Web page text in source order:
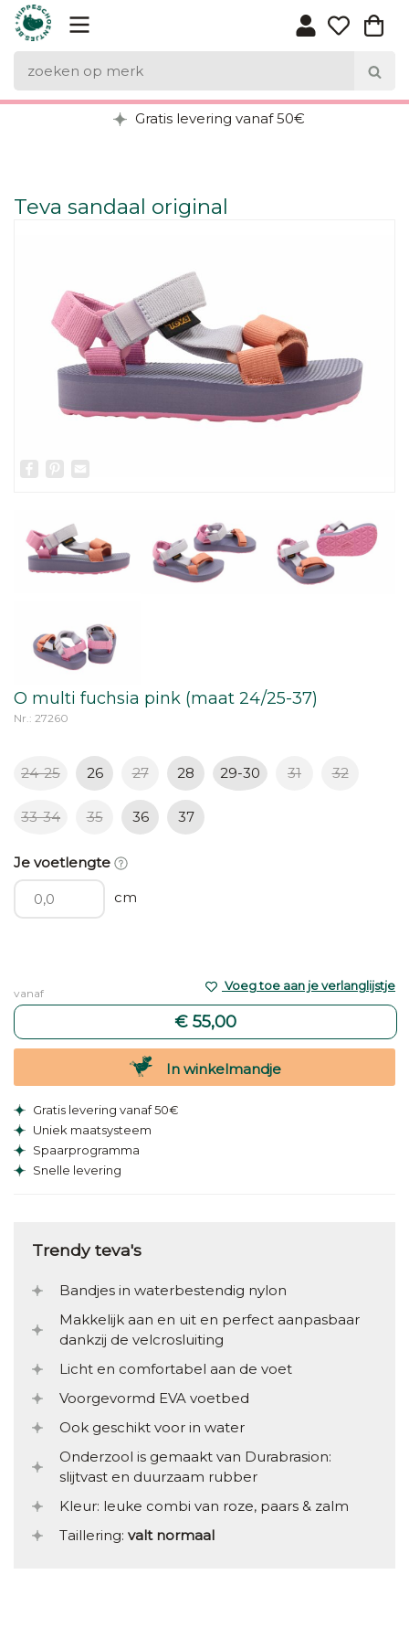
Gratis levering vanaf 50€
Teva sandaal original
Facebook
Pinterest
O multi fuchsia pink (maat 24/25-37)
Nr.: 27260
24-25 26 27 28 29-30 31 32
33-34 35 36 37
Je voetlengte
cm
vanaf
€ 55,00
Voeg toe aan je verlanglijstje
In winkelmandje
Gratis levering vanaf 50€
Uniek maatsysteem
Spaarprogramma
Snelle levering
Trendy teva's
Bandjes in waterbestendig nylon
Makkelijk aan en uit en perfect aanpasbaar
dankzij de velcrosluiting
Licht en comfortabel aan de voet
Voorgevormd EVA voetbed
Ook geschikt voor in water
Onderzool is gemaakt van Durabrasion:
slijtvast en duurzaam rubber
Kleur: leuke combi van roze, paars & zalm
Taillering: valt normaal